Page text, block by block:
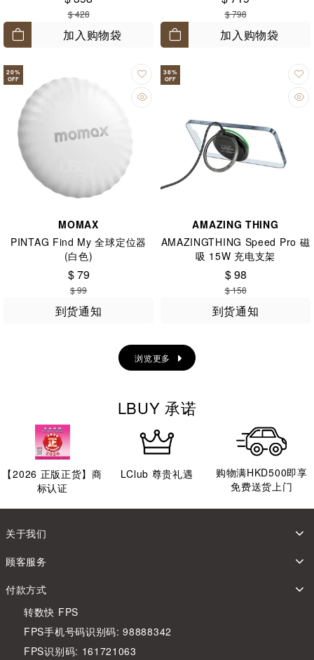
$ 428
加入购物袋
$ 798
加入购物袋
20%
OFF
MOMAX
PINTAG Find My 全球定位器
(白色)
$ 79
$ 99
到货通知
38%
OFF
AMAZING THING
AMAZINGTHING Speed Pro 磁
吸 15W 充电支架
$ 98
$ 158
到货通知
浏览更多
LBUY 承诺
【2026 正版正货】商
标认证
LClub 尊贵礼遇
购物满HKD500即享
免费送货上门
关于我们
顾客服务
付款方式
转数快 FPS
FPS手机号码识别码: 98888342
FPS识别码: 161721063